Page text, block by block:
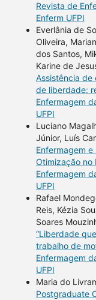
Revista de
Enferm UFPI
Everlânia de
Oliveira,
dos Santos,
Karine de
Assistência de
de liberdade:
Enfermagem
UFPI
Luciano
Júnior, Luís
Enfermagem
Otimização no
Enfermagem
UFPI
Rafael
Reis, Kézia
Soares
“Liberdade
trabalho de
Enfermagem
UFPI
Maria do
Postgraduate